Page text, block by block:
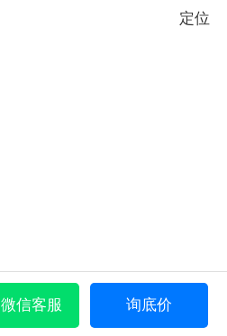
定位
微信客服 询底价